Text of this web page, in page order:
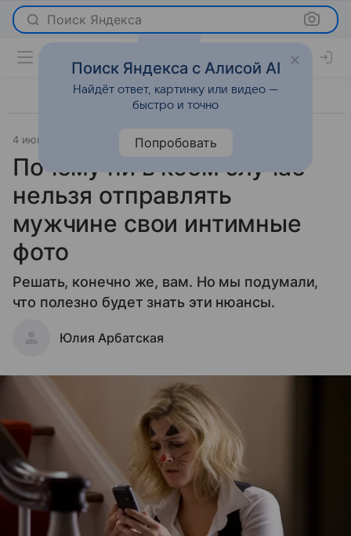
Поиск Яндекса
4 июня 2024
Почему ни в коем случае
нельзя отправлять
мужчине свои интимные
фото
Решать, конечно же, вам. Но мы подумали,
что полезно будет знать эти нюансы.
Юлия Арбатская
Поиск Яндекса с Алисой AI
Найдёт ответ, картинку или видео —
быстро и точно
Попробовать